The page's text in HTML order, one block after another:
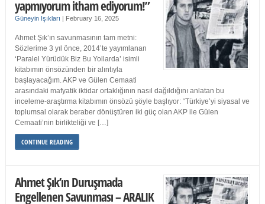
yapmıyorum itham ediyorum!”
Güneyin Işıkları | February 16, 2025
Ahmet Şık’ın savunmasının tam metni:
Sözlerime 3 yıl önce, 2014’te yayımlanan
‘Paralel Yürüdük Biz Bu Yollarda’ isimli
kitabımın önsözünden bir alıntıyla
başlayacağım. AKP ve Gülen Cemaati
arasındaki mafyatik iktidar ortaklığının nasıl dağıldığını anlatan bu
inceleme-araştırma kitabımın önsözü şöyle başlıyor: “Türkiye’yi siyasal ve
toplumsal olarak beraber dönüştüren iki güç olan AKP ile Gülen
Cemaati’nin birlikteliği ve […]
CONTINUE READING
Ahmet Şık’ın Duruşmada
Engellenen Savunması – ARALIK